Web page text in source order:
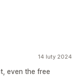
14 luty 2024
even the free